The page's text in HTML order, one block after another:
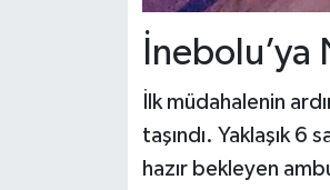
İlk müdahalenin
taşındı. Yaklaşık 6
hazır bekleyen